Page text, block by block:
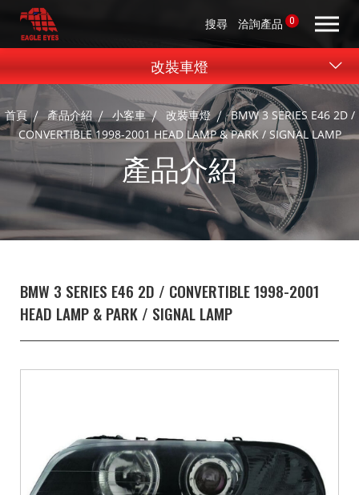
搜尋 洽詢產品 0
首頁 產品介紹 小客車 改裝車燈
BMW 3 SERIES E46 2D /
CONVERTIBLE 1998-2001 HEAD LAMP & PARK / SIGNAL LAMP
產品介紹
改裝車燈
BMW 3 SERIES E46 2D / CONVERTIBLE 1998-2001
HEAD LAMP & PARK / SIGNAL LAMP